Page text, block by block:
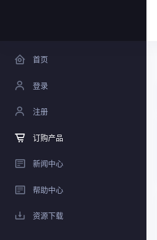
首页
登录
注册
订购产品
新闻中心
帮助中心
资源下载